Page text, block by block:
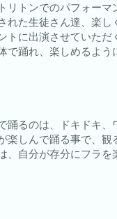
リトンでのパフォーマ
れた生徒さん達、楽し
トに出演させていただ
で踊れ、楽しめるよ
踊るのは、ドキドキ
楽しんで踊る事で、
、自分が存分にフラを